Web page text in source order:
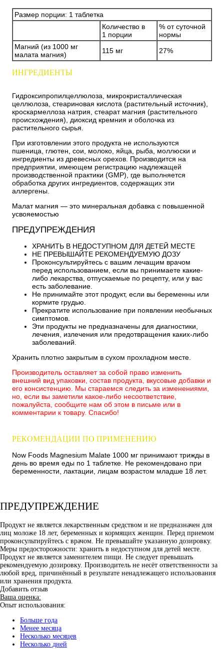
Размер порции: 1 таблетка
Количество в
1 порции
% от суточной
нормы
Магний (из 1000 мг
малата магния)
115 мг 27%
ИНГРЕДИЕНТЫ
Гидроксипропилцеллюлоза, микрокристаллическая
целлюлоза, стеариновая кислота (растительный источник),
кроскармеллоза натрия, стеарат магния (растительного
происхождения), диоксид кремния и оболочка из
растительного сырья.
При изготовлении этого продукта не используются
пшеница, глютен, сои, молоко, яйца, рыба, моллюски и
ингредиенты из древесных орехов. Производится на
предприятии, имеющем регистрацию надлежащей
производственной практики (GMP), где выполняется
обработка других ингредиентов, содержащих эти
аллергены.
Малат магния — это минеральная добавка с повышенной
усвояемостью
ПРЕДУПРЕЖДЕНИЯ
ХРАНИТЬ В НЕДОСТУПНОМ ДЛЯ ДЕТЕЙ МЕСТЕ
НЕ ПРЕВЫШАЙТЕ РЕКОМЕНДУЕМУЮ ДОЗУ
Проконсультируйтесь с вашим лечащим врачом
перед использованием, если вы принимаете какие-
либо лекарства, отпускаемые по рецепту, или у вас
есть заболевание.
Не принимайте этот продукт, если вы беременны или
кормите грудью.
Прекратите использование при появлении необычных
симптомов.
Эти продукты не предназначены для диагностики,
лечения, излечения или предотвращения каких-либо
заболеваний.
Хранить плотно закрытым в сухом прохладном месте.
Производитель оставляет за собой право изменить
внешний вид упаковки, состав продукта, вкусовые добавки и
его консистенцию. Мы стараемся следить за изменениями,
но, если вы заметили какое-либо несоответствие,
пожалуйста, сообщите нам об этом в письме или в
комментарии к товару. Спасибо!
РЕКОМЕНДАЦИИ ПО ПРИМЕНЕНИЮ
Now Foods Magnesium Malate 1000 мг принимают трижды в
день во время еды по 1 таблетке. Не рекомендовано при
беременности, лактации, лицам возрастом младше 18 лет.
ПРЕДУПРЕЖДЕНИЕ
Продукт не является лекарственным средством и не предназначен для
лиц моложе 18 лет, беременных и кормящих женщин. Перед приемом
проконсультируйтесь с врачом. Не превышайте указанную дозировку.
Меры предосторожности: хранить в недоступном для детей месте.
Продукт не является заменителем пищи. Не следует превышать
рекомендуемую дозировку. Производитель не несёт ответственности за
любой вред, причинённый в результате ненадлежащего использования
или хранения продукта.
Добавить отзыв
Ваша оценка:
Опыт использования:
Больше года
Менее месяца
Несколько месяцев
Несколько дней